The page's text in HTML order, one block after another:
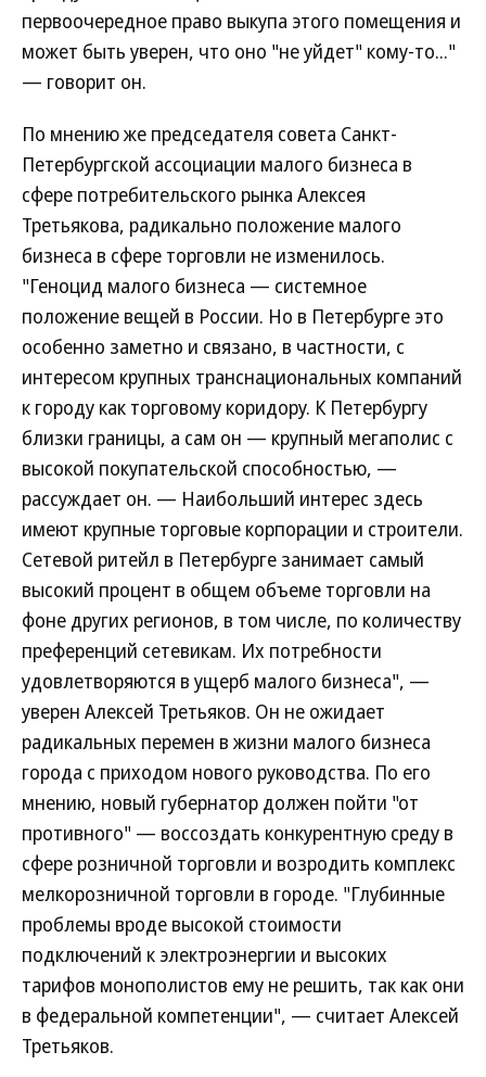
первоочередное право выкупа этого помещения и
может быть уверен, что оно "не уйдет" кому-то..."
— говорит он.
По мнению же председателя совета Санкт-
Петербургской ассоциации малого бизнеса в
сфере потребительского рынка Алексея
Третьякова, радикально положение малого
бизнеса в сфере торговли не изменилось.
"Геноцид малого бизнеса — системное
положение вещей в России. Но в Петербурге это
особенно заметно и связано, в частности, с
интересом крупных транснациональных компаний
к городу как торговому коридору. К Петербургу
близки границы, а сам он — крупный мегаполис с
высокой покупательской способностью, —
рассуждает он. — Наибольший интерес здесь
имеют крупные торговые корпорации и строители.
Сетевой ритейл в Петербурге занимает самый
высокий процент в общем объеме торговли на
фоне других регионов, в том числе, по количеству
преференций сетевикам. Их потребности
удовлетворяются в ущерб малого бизнеса", —
уверен Алексей Третьяков. Он не ожидает
радикальных перемен в жизни малого бизнеса
города с приходом нового руководства. По его
мнению, новый губернатор должен пойти "от
противного" — воссоздать конкурентную среду в
сфере розничной торговли и возродить комплекс
мелкорозничной торговли в городе. "Глубинные
проблемы вроде высокой стоимости
подключений к электроэнергии и высоких
тарифов монополистов ему не решить, так как они
в федеральной компетенции", — считает Алексей
Третьяков.